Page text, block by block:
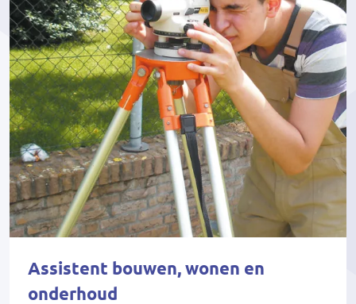
Assistent bouwen, wonen en
onderhoud